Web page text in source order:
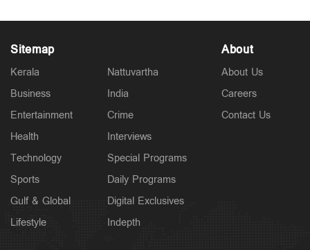
Sitemap
Kerala
Business
Entertainment
Health
Technology
Sports
Gulf & Global
Lifestyle
Nattuvartha
India
Crime
Interviews
Special Programs
Daily Programs
Digital Exclusives
Indepth
About
About Us
Careers
Contact Us